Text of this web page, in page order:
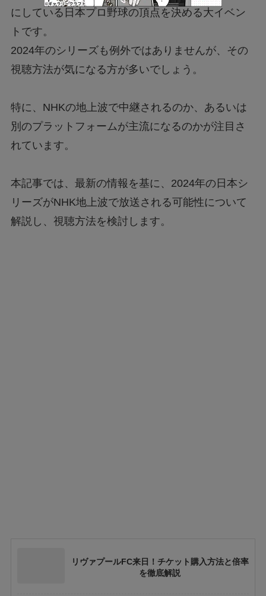
にしている日本プロ野球の頂点を決める大イベン
トです。
2024年のシリーズも例外ではありませんが、その
視聴方法が気になる方が多いでしょう。
特に、NHKの地上波で中継されるのか、あるいは
別のプラットフォームが主流になるのかが注目さ
れています。
本記事では、最新の情報を基に、2024年の日本シ
リーズがNHK地上波で放送される可能性について
解説し、視聴方法を検討します。
リヴァプールFC来日！チケット購入方法と倍率
を徹底解説